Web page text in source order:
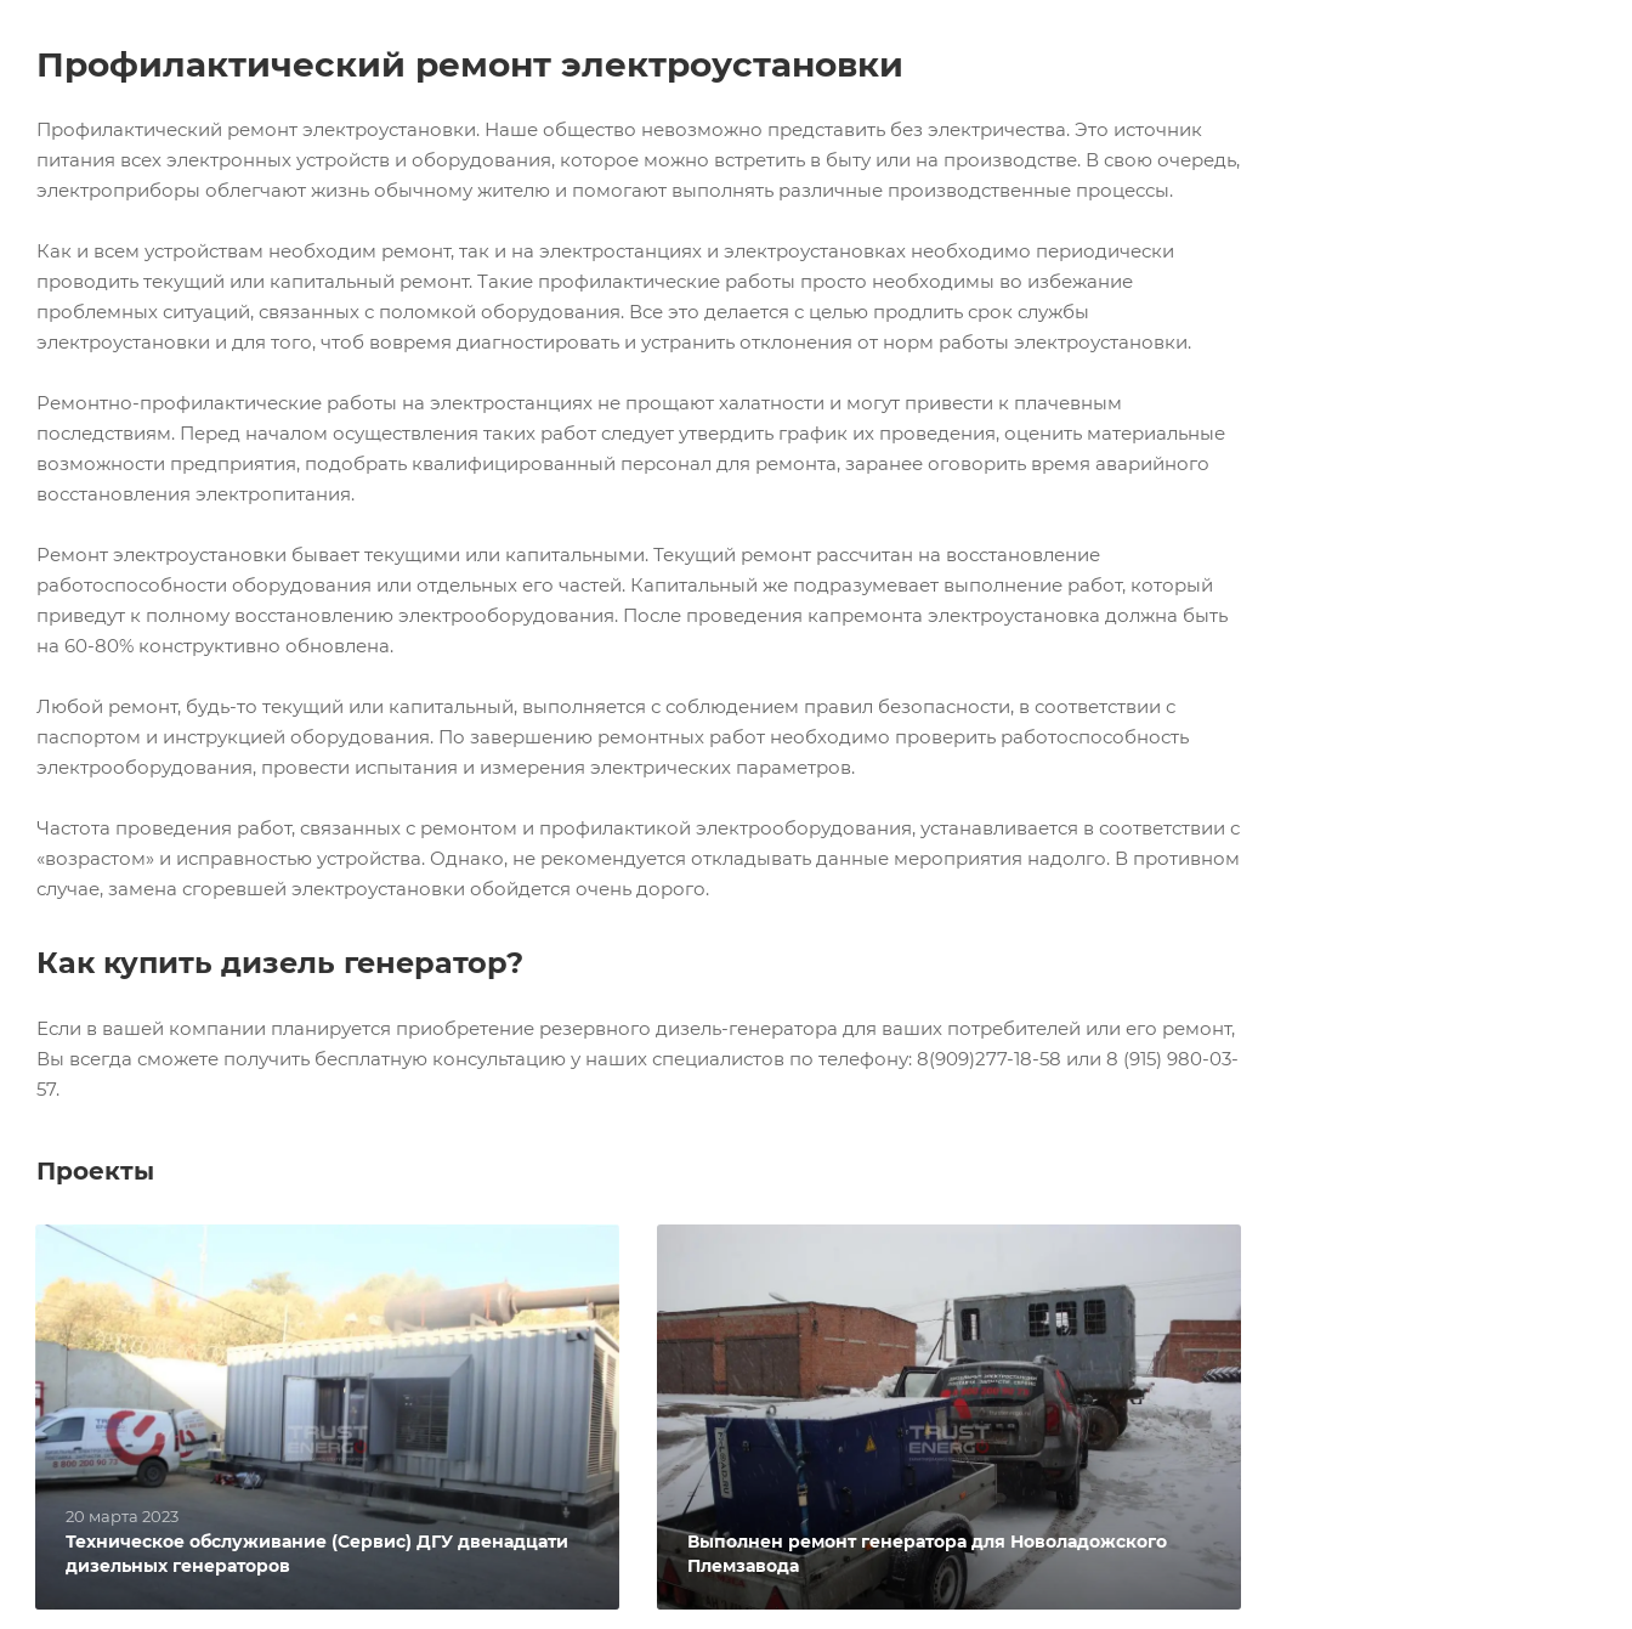
Профилактический ремонт электроустановки
Профилактический ремонт электроустановки. Наше общество невозможно представить без электричества. Это источник
питания всех электронных устройств и оборудования, которое можно встретить в быту или на производстве. В свою очередь,
электроприборы облегчают жизнь обычному жителю и помогают выполнять различные производственные процессы.
Как и всем устройствам необходим ремонт, так и на электростанциях и электроустановках необходимо периодически
проводить текущий или капитальный ремонт. Такие профилактические работы просто необходимы во избежание
проблемных ситуаций, связанных с поломкой оборудования. Все это делается с целью продлить срок службы
электроустановки и для того, чтоб вовремя диагностировать и устранить отклонения от норм работы электроустановки.
Ремонтно-профилактические работы на электростанциях не прощают халатности и могут привести к плачевным
последствиям. Перед началом осуществления таких работ следует утвердить график их проведения, оценить материальные
возможности предприятия, подобрать квалифицированный персонал для ремонта, заранее оговорить время аварийного
восстановления электропитания.
Ремонт электроустановки бывает текущими или капитальными. Текущий ремонт рассчитан на восстановление
работоспособности оборудования или отдельных его частей. Капитальный же подразумевает выполнение работ, который
приведут к полному восстановлению электрооборудования. После проведения капремонта электроустановка должна быть
на 60-80% конструктивно обновлена.
Любой ремонт, будь-то текущий или капитальный, выполняется с соблюдением правил безопасности, в соответствии с
паспортом и инструкцией оборудования. По завершению ремонтных работ необходимо проверить работоспособность
электрооборудования, провести испытания и измерения электрических параметров.
Частота проведения работ, связанных с ремонтом и профилактикой электрооборудования, устанавливается в соответствии с
«возрастом» и исправностью устройства. Однако, не рекомендуется откладывать данные мероприятия надолго. В противном
случае, замена сгоревшей электроустановки обойдется очень дорого.
Как купить дизель генератор?
Если в вашей компании планируется приобретение резервного дизель-генератора для ваших потребителей или его ремонт,
Вы всегда сможете получить бесплатную консультацию у наших специалистов по телефону: 8(909)277-18-58 или 8 (915) 980-03-
57.
Проекты
20 марта 2023
Техническое обслуживание (Сервис) ДГУ двенадцати
дизельных генераторов
Выполнен ремонт генератора для Новоладожского
Племзавода